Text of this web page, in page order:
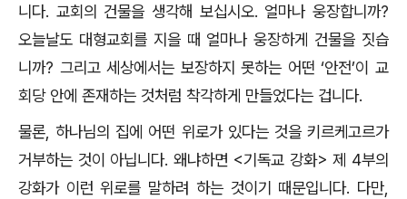
니다. 교회의 건물을 생각해 보십시오. 얼마나 웅장합니까?
오늘날도 대형교회를 지을 때 얼마나 웅장하게 건물을 짓습
니까? 그리고 세상에서는 보장하지 못하는 어떤 ‘안전’이 교
회당 안에 존재하는 것처럼 착각하게 만들었다는 겁니다.
물론, 하나님의 집에 어떤 위로가 있다는 것을 키르케고르가
거부하는 것이 아닙니다. 왜냐하면 <기독교 강화> 제 4부의
강화가 이런 위로를 말하려 하는 것이기 때문입니다. 다만,